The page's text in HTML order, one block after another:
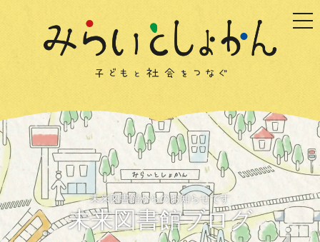
未来図書館からのお知らせです
未来図書館ブログ